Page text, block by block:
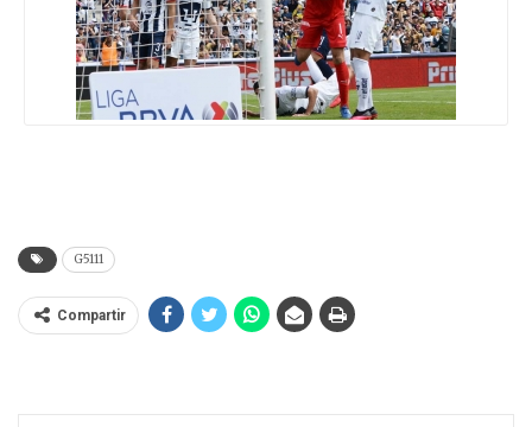
G5111
Compartir